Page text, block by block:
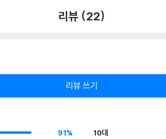
리뷰 (22)
리뷰 쓰기
91%
10대